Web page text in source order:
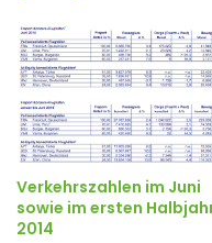
Verkehrszahlen im Juni
sowie im ersten
2014